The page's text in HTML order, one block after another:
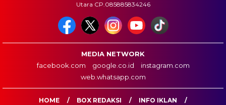
Utara CP.085885834246
MEDIA NETWORK
facebook.com
google.co.id
instagram.com
web.whatsapp.com
HOME BOX REDAKSI
INFO IKLAN